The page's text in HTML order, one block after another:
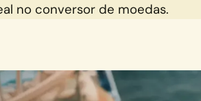
no conversor de moedas.